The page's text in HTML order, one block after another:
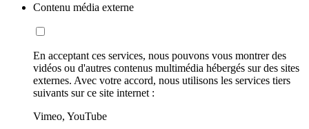
Contenu média externe
En acceptant ces services, nous pouvons vous montrer des
vidéos ou d'autres contenus multimédia hébergés sur des sites
externes. Avec votre accord, nous utilisons les services tiers
suivants sur ce site internet :
Vimeo, YouTube